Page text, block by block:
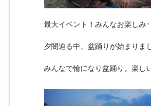
最大イベント！みんなお楽しみ
夕闇迫る中、盆踊りが始まりま
みんなで輪になり盆踊り。楽し